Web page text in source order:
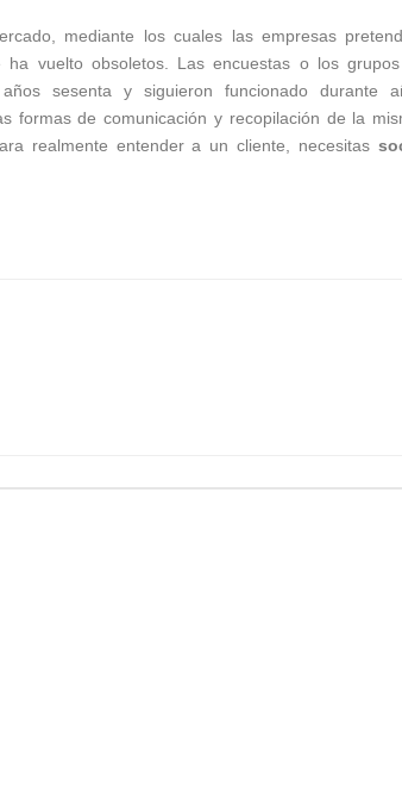
mediante los cuales las empresas
vuelto obsoletos. Las encuestas o los
sesenta y siguieron funcionado durante
formas de comunicación y recopilación de la
realmente entender a un cliente, necesitas